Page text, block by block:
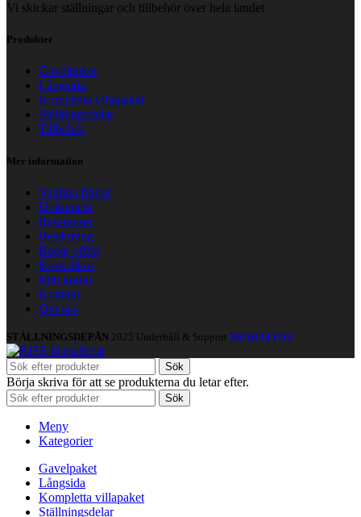
Vi skickar ställningar och tillbehör över hela landet
Produkter
Gavelpaket
Långsida
Kompletta villapaket
Ställningsdelar
Tillbehör
Mer information
Vanliga frågor
Dokument
Referenser
Besiktning
Begär offert
Köpvillkor
Mitt konto
Kontakt
Om oss
STÄLLNINGSDEPÅN 2025 Underhåll & Support MEDIA4YOU
Sök
Börja skriva för att se produkterna du letar efter.
Sök
Meny
Kategorier
Gavelpaket
Långsida
Kompletta villapaket
Ställningsdelar